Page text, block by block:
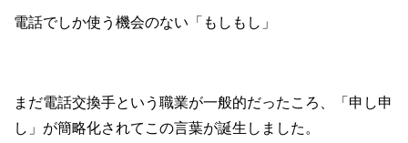
電話でしか使う機会のない「もしもし」
まだ電話交換手という職業が一般的だったころ、「申し申
し」が簡略化されてこの言葉が誕生しました。